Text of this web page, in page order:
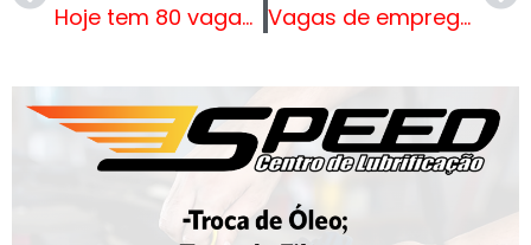
Hoje tem 80 vagas de emprego na Casa do Trabalhador em Três Lagoas Vagas de emprego agora estão disponíveis na Carteira de Trabalho Digital